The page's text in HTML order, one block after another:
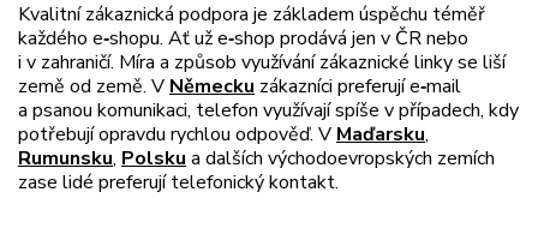
Kvalitní zákaznická podpora je základem úspěchu téměř
každého e‑shopu. Ať už e‑shop prodává jen v ČR nebo
i v zahraničí. Míra a způsob využívání zákaznické linky se liší
země od země. V Německu zákazníci preferují e‑mail
a psanou komunikaci, telefon využívají spíše v případech, kdy
potřebují opravdu rychlou odpověď. V Maďarsku,
Rumunsku, Polsku a dalších východoevropských zemích
zase lidé preferují telefonický kontakt.